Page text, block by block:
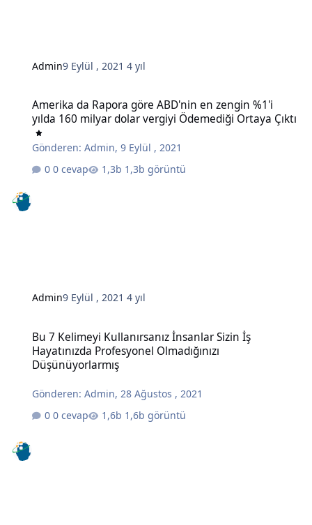
Admin9 Eylül , 20214 yıl
Amerika da Rapora göre ABD'nin en zengin %1'i
yılda 160 milyar dolar vergiyi Ödemediği Ortaya Çıktı
Gönderen:Admin,9 Eylül , 2021
0 cevap
1,3b görüntü
Admin9 Eylül , 20214 yıl
Bu 7 Kelimeyi Kullanırsanız İnsanlar Sizin İş
Hayatınızda Profesyonel Olmadığınızı
Düşünüyorlarmış
Gönderen:Admin,28 Ağustos , 2021
0 cevap
1,6b görüntü